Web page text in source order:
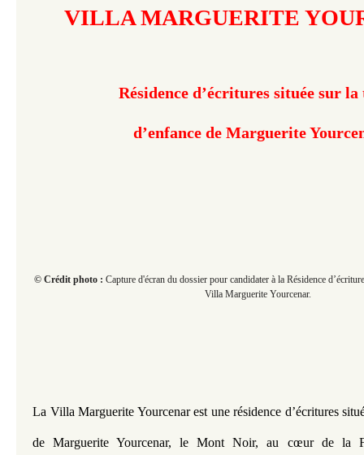
VILLA MARGUERITE
Résidence d’écritures située sur
d’enfance de Marguerite
© Crédit photo : Capture d'écran du dossier pour candidater à la Résidence
Villa Marguerite Yourcenar.
La Villa Marguerite Yourcenar est une résidence d’écritures
de Marguerite Yourcenar, le Mont Noir, au cœur de la